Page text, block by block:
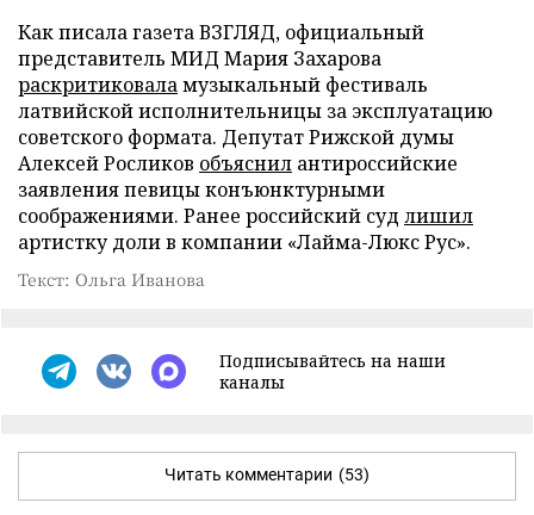
Как писала газета ВЗГЛЯД, официальный
представитель МИД Мария Захарова
раскритиковаламузыкальный фестиваль
латвийской исполнительницы за эксплуатацию
советского формата. Депутат Рижской думы
Алексей Росликов объяснил антироссийские
заявления певицы конъюнктурными
соображениями. Ранее российский суд лишил
артистку доли в компании «Лайма-Люкс Рус».
Текст: Ольга Иванова
Подписывайтесь на наши
каналы
Читать комментарии (53)